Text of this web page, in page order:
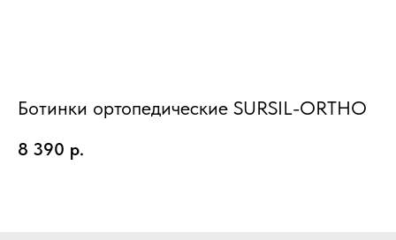
Ботинки ортопедические SURSIL-ORTHO
8 390 р.